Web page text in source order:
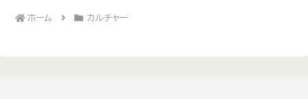
ホーム カルチャー